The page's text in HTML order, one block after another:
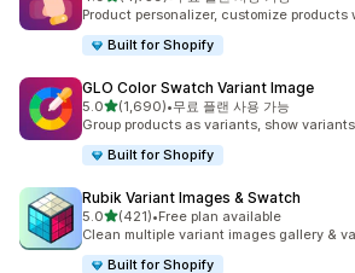
총 리뷰 4739개
Product personalizer, customize products
Built for Shopify
GLO Color Swatch Variant Image
5.0별 5개 중
(1,690)
총 리뷰 1690개
•무료 플랜 사용 가능
Group products as variants, show
Built for Shopify
Rubik Variant Images & Swatch
5.0별 5개 중
(421)
총 리뷰 421개
•Free plan available
Clean multiple variant images gallery &
Built for Shopify